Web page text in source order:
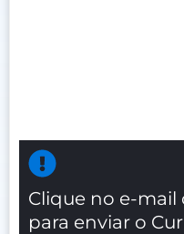
Clique no e-mail
para enviar o